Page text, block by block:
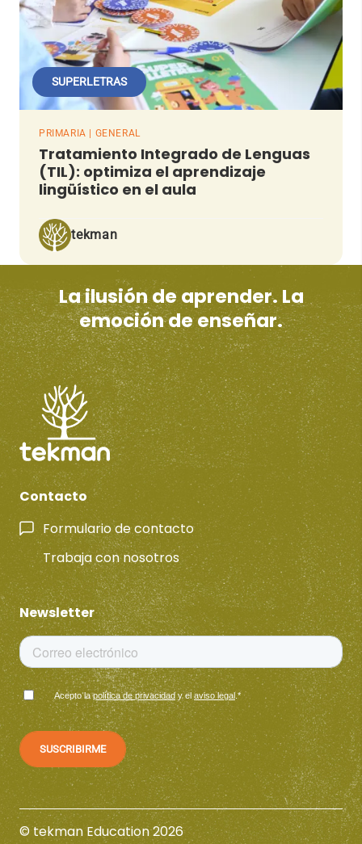
SUPERLETRAS
PRIMARIA | GENERAL
Tratamiento Integrado de Lenguas
(TIL): optimiza el aprendizaje
lingüístico en el aula
tekman
La ilusión de aprender. La
emoción de enseñar.
Contacto
Formulario de contacto
Trabaja con nosotros
Newsletter
Acepto lapolítica de privacidady el aviso legal.*
© tekman Education 2026